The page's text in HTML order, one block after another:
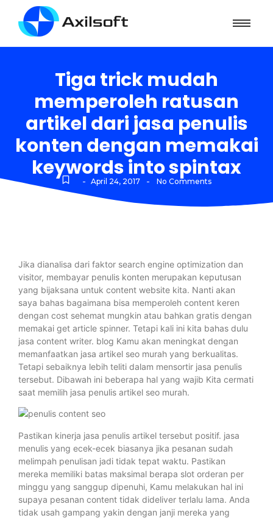
Tiga trick mudah
memperoleh ratusan
artikel dari jasa penulis
konten dengan memakai
keywords into spintax
- April 24, 2017 - No Comments
Jika dianalisa dari faktor search engine optimization dan
visitor, membayar penulis konten merupakan keputusan
yang bijaksana untuk content website kita. Nanti akan
saya bahas bagaimana bisa memperoleh content keren
dengan cost sehemat mungkin atau bahkan gratis dengan
memakai get article spinner. Tetapi kali ini kita bahas dulu
jasa content writer. blog Kamu akan meningkat dengan
memanfaatkan jasa artikel seo murah yang berkualitas.
Tetapi sebaiknya lebih teliti dalam mensortir jasa penulis
tersebut. Dibawah ini beberapa hal yang wajib Kita cermati
saat memilih jasa penulis artikel seo murah.
Pastikan kinerja jasa penulis artikel tersebut positif. jasa
menulis yang ecek-ecek biasanya jika pesanan sudah
melimpah penulisan jadi tidak tepat waktu. Pastikan
mereka memiliki batas maksimal berapa slot orderan per
minggu yang sanggup dipenuhi, Kamu melakukan hal ini
supaya pesanan content tidak dideliver terlalu lama. Anda
tidak usah gampang yakin dengan janji mereka yang